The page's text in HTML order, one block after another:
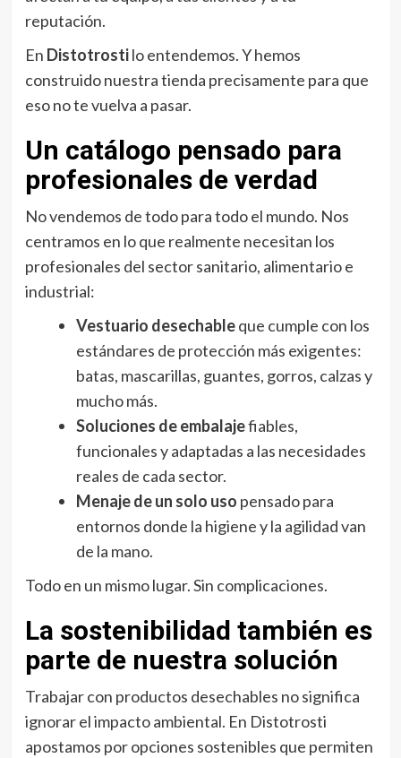
reputación.
En Distotrostilo entendemos. Y hemos
construido nuestra tienda precisamente para que
eso no te vuelva a pasar.
Un catálogo pensado para
profesionales de verdad
No vendemos de todo para todo el mundo. Nos
centramos en lo que realmente necesitan los
profesionales del sector sanitario, alimentario e
industrial:
Vestuario desechableque cumple con los
estándares de protección más exigentes:
batas, mascarillas, guantes, gorros, calzas y
mucho más.
Soluciones de embalajefiables,
funcionales y adaptadas a las necesidades
reales de cada sector.
Menaje de un solo uso pensado para
entornos donde la higiene y la agilidad van
de la mano.
Todo en un mismo lugar. Sin complicaciones.
La sostenibilidad también es
parte de nuestra solución
Trabajar con productos desechables no significa
ignorar el impacto ambiental. En Distotrosti
apostamos por opciones sostenibles que permiten